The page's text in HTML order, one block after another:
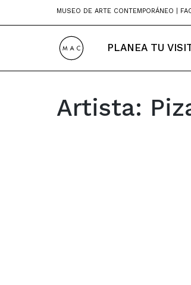
MUSEO DE ARTE CONTEMPORÁNEO |
PLANEA TU
Artista: